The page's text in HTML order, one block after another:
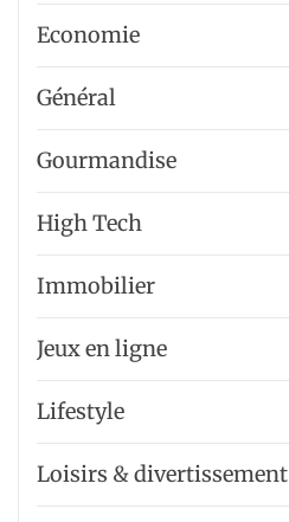
Economie
Général
Gourmandise
High Tech
Immobilier
Jeux en ligne
Lifestyle
Loisirs & divertissement